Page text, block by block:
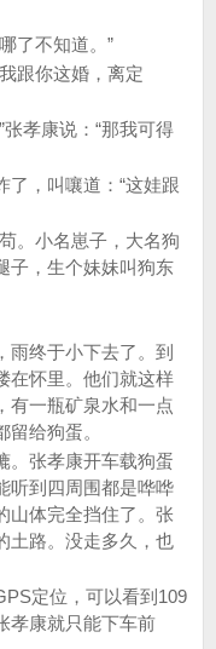
了不知道。”
跟你这婚，离定
孝康说：“那我可得
了，叫嚷道：“这娃跟
。小名崽子，大名狗
子，生个妹妹叫狗东
雨终于小下去了。到
在怀里。他们就这样
有一瓶矿泉水和一点
给狗蛋。
。张孝康开车载狗蛋
听到四周围都是哗哗
山体完全挡住了。张
土路。没走多久，也
定位，可以看到109
孝康就只能下车前